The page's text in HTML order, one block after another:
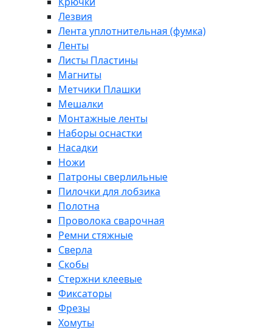
Лезвия
Лента уплотнительная (фумка)
Ленты
Листы Пластины
Магниты
Метчики Плашки
Мешалки
Монтажные ленты
Наборы оснастки
Насадки
Ножи
Патроны сверлильные
Пилочки для лобзика
Полотна
Проволока сварочная
Ремни стяжные
Сверла
Скобы
Стержни клеевые
Фиксаторы
Фрезы
Хомуты